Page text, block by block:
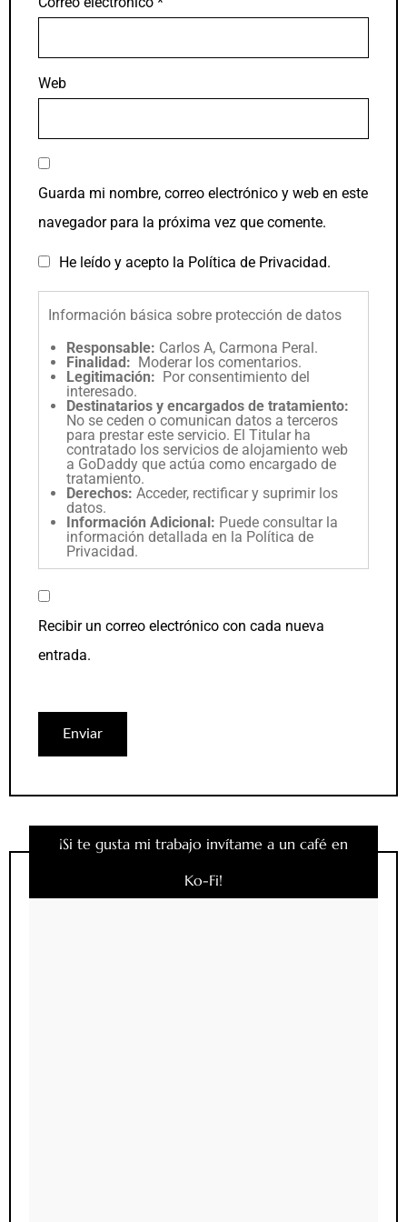
Web
Guarda mi nombre, correo electrónico y web en este
navegador para la próxima vez que comente.
He leído y acepto la Política de Privacidad.
Información básica sobre protección de datos
Responsable: Carlos A, Carmona Peral.
Finalidad: Moderar los comentarios.
Legitimación: Por consentimiento del
interesado.
Destinatarios y encargados de tratamiento:
No se ceden o comunican datos a terceros
para prestar este servicio. El Titular ha
contratado los servicios de alojamiento web
a GoDaddy que actúa como encargado de
tratamiento.
Derechos: Acceder, rectificar y suprimir los
datos.
Información Adicional: Puede consultar la
información detallada en la Política de
Privacidad.
Recibir un correo electrónico con cada nueva
entrada.
¡Si te gusta mi trabajo invítame a un café en
Ko-Fi!